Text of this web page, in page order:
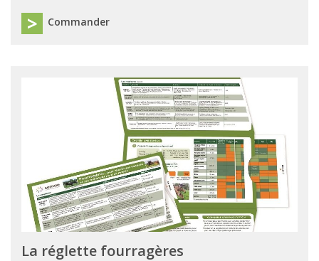
Commander
La réglette fourragères